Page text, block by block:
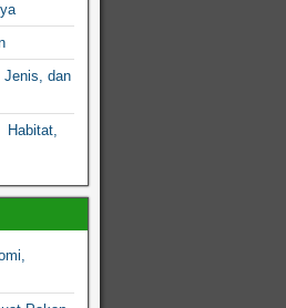
Jenis, dan
Habitat,